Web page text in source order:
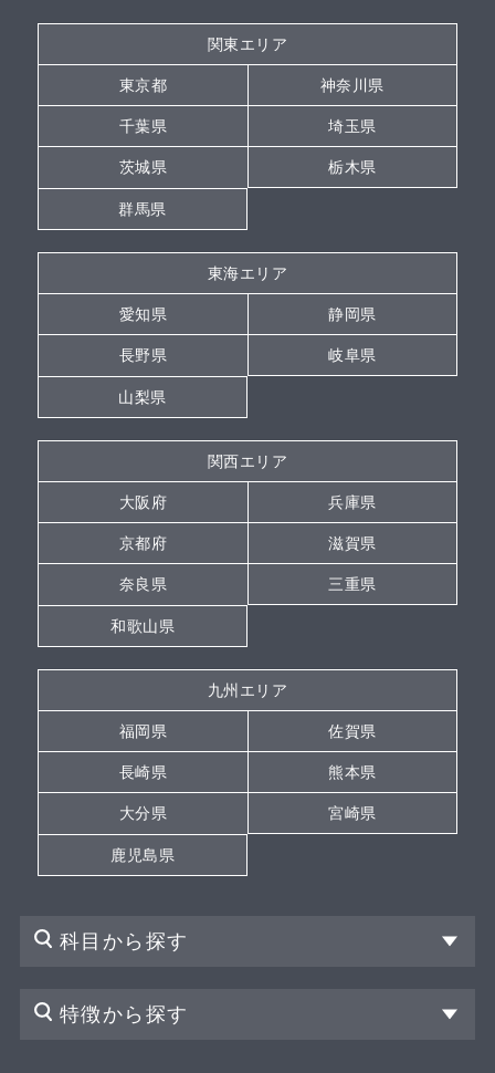
関東エリア
東京都 神奈川県
千葉県 埼玉県
茨城県 栃木県
群馬県
東海エリア
愛知県 静岡県
長野県 岐阜県
山梨県
関西エリア
大阪府 兵庫県
京都府 滋賀県
奈良県 三重県
和歌山県
九州エリア
福岡県 佐賀県
長崎県 熊本県
大分県 宮崎県
鹿児島県
科目から探す
特徴から探す